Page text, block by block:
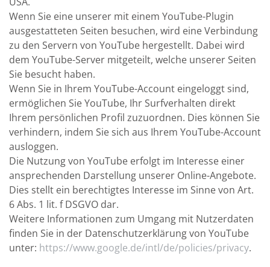
Wenn Sie eine unserer mit einem YouTube-Plugin
ausgestatteten Seiten besuchen, wird eine Verbindung
zu den Servern von YouTube hergestellt. Dabei wird
dem YouTube-Server mitgeteilt, welche unserer Seiten
Sie besucht haben.
Wenn Sie in Ihrem YouTube-Account eingeloggt sind,
ermöglichen Sie YouTube, Ihr Surfverhalten direkt
Ihrem persönlichen Profil zuzuordnen. Dies können Sie
verhindern, indem Sie sich aus Ihrem YouTube-Account
ausloggen.
Die Nutzung von YouTube erfolgt im Interesse einer
ansprechenden Darstellung unserer Online-Angebote.
Dies stellt ein berechtigtes Interesse im Sinne von Art.
6 Abs. 1 lit. f DSGVO dar.
Weitere Informationen zum Umgang mit Nutzerdaten
finden Sie in der Datenschutzerklärung von YouTube
unter: https://www.google.de/intl/de/policies/privacy.